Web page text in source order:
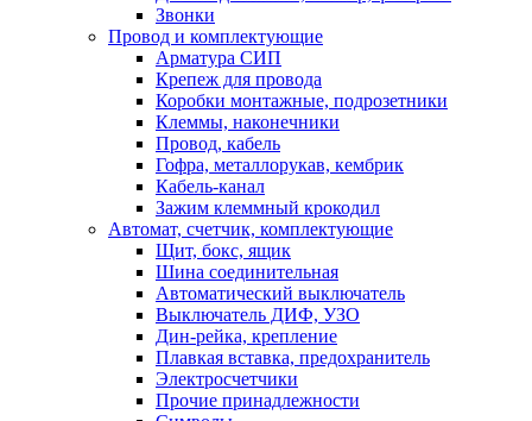
Звонки
Провод и комплектующие
Арматура СИП
Крепеж для провода
Коробки монтажные, подрозетники
Клеммы, наконечники
Провод, кабель
Гофра, металлорукав, кембрик
Кабель-канал
Зажим клеммный крокодил
Автомат, счетчик, комплектующие
Щит, бокс, ящик
Шина соединительная
Автоматический выключатель
Выключатель ДИФ, УЗО
Дин-рейка, крепление
Плавкая вставка, предохранитель
Электросчетчики
Прочие принадлежности